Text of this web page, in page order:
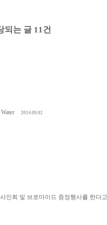
되는 글 11건
2014.09.02
인회 및 브로마이드 증정행사를 한다